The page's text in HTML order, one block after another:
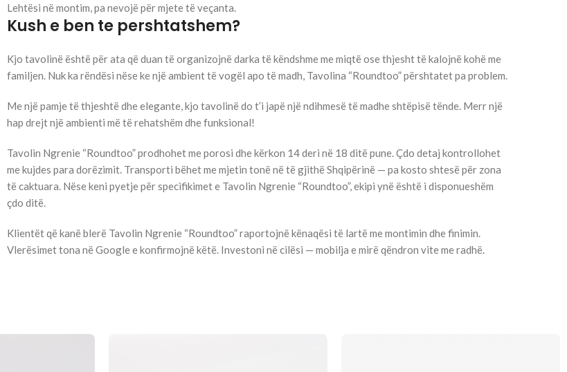
Lehtësi në montim, pa nevojë për mjete të veçanta.
Kush e ben te pershtatshem?
Kjo tavolinë është për ata që duan të organizojnë darka të këndshme me miqtë ose thjesht të kalojnë kohë me
familjen. Nuk ka rëndësi nëse ke një ambient të vogël apo të madh, Tavolina “Roundtoo” përshtatet pa problem.
Me një pamje të thjeshtë dhe elegante, kjo tavolinë do t’i japë një ndihmesë të madhe shtëpisë tënde. Merr një
hap drejt një ambienti më të rehatshëm dhe funksional!
Tavolin Ngrenie “Roundtoo” prodhohet me porosi dhe kërkon 14 deri në 18 ditë pune. Çdo detaj kontrollohet
me kujdes para dorëzimit. Transporti bëhet me mjetin tonë në të gjithë Shqipërinë — pa kosto shtesë për zona
të caktuara. Nëse keni pyetje për specifikimet e Tavolin Ngrenie “Roundtoo”, ekipi ynë është i disponueshëm
çdo ditë.
Klientët që kanë blerë Tavolin Ngrenie “Roundtoo” raportojnë kënaqësi të lartë me montimin dhe finimin.
Vlerësimet tona në Google e konfirmojnë këtë. Investoni në cilësi — mobilja e mirë qëndron vite me radhë.